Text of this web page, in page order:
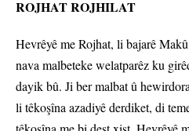
ROJHAT ROJHILAT
Hevrêyê me Rojhat, li bajarê
nava malbeteke welatparêz ku
dayik bû. Ji ber malbat û
li têkoşîna azadiyê derdiket, di